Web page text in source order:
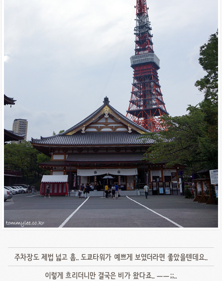
주차장도 제법 넓고 흠.. 도쿄타워가 예쁘게 보였더라면 좋았을텐데요..
이렇게 흐리더니만 결국은 비가 왔다죠.. ㅡㅡ;;..